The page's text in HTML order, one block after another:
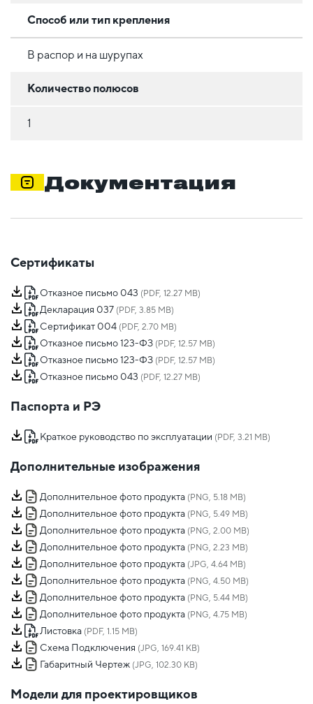
Способ или тип крепления
В распор и на шурупах
Количество полюсов
1
Документация
Сертификаты
Отказное письмо 043 (PDF, 12.27 MB)
Декларация 037 (PDF, 3.85 MB)
Сертификат 004 (PDF, 2.70 MB)
Отказное письмо 123-ФЗ (PDF, 12.57 MB)
Отказное письмо 123-ФЗ (PDF, 12.57 MB)
Отказное письмо 043 (PDF, 12.27 MB)
Паспорта и РЭ
Краткое руководство по эксплуатации (PDF, 3.21 MB)
Дополнительные изображения
Дополнительное фото продукта (PNG, 5.18 MB)
Дополнительное фото продукта (PNG, 5.49 MB)
Дополнительное фото продукта (PNG, 2.00 MB)
Дополнительное фото продукта (PNG, 2.23 MB)
Дополнительное фото продукта (JPG, 4.64 MB)
Дополнительное фото продукта (PNG, 4.50 MB)
Дополнительное фото продукта (PNG, 5.44 MB)
Дополнительное фото продукта (PNG, 4.75 MB)
Листовка (PDF, 1.15 MB)
Схема Подключения (JPG, 169.41 KB)
Габаритный Чертеж (JPG, 102.30 KB)
Модели для проектировщиков